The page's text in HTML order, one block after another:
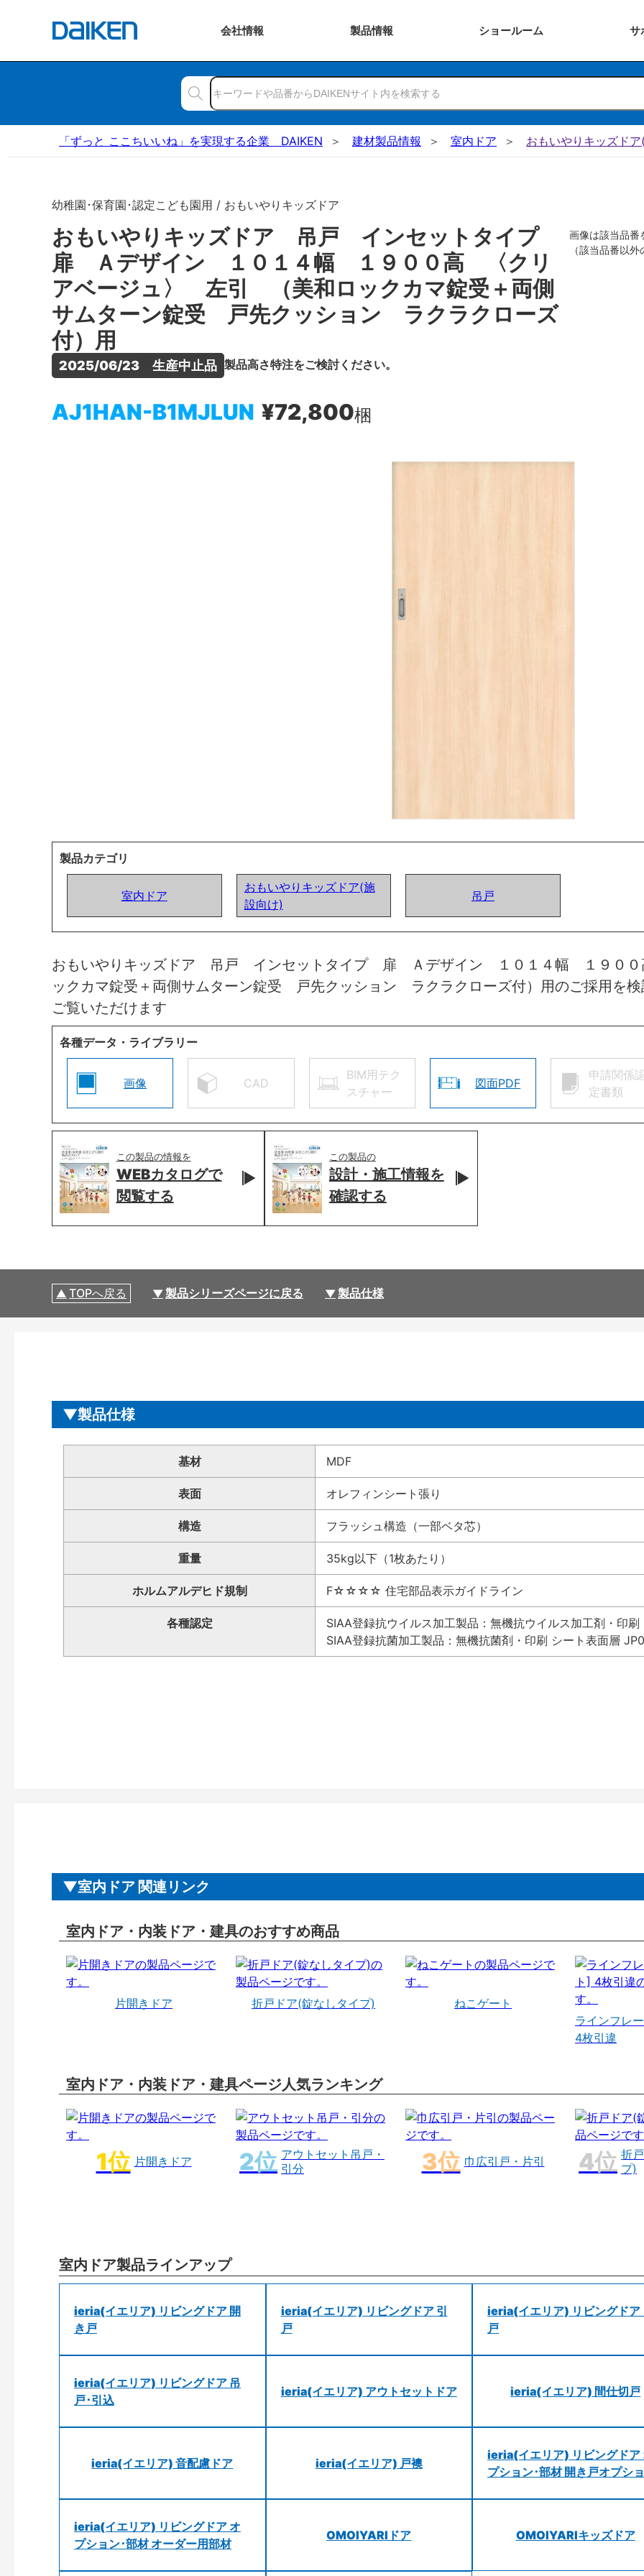
会社情報 製品情報 ショールーム サ
「ずっと ここちいいね」を実現する企業 DAIKEN 建材製品情報 室内ドア おもいやりキッズド
幼稚園･保育園･認定こども園用 / おもいやりキッズドア
おもいやりキッズドア 吊戸 インセットタイプ
扉 Ａデザイン １０１４幅 １９００高 〈クリ
アベージュ〉 左引 （美和ロックカマ錠受＋両側
サムターン錠受 戸先クッション ラクラクローズ
付）用
2025/06/23　生産中止品 製品高さ特注をご検討ください。
AJ1HAN-B1MJLUN ¥72,800梱
画像は該当品番
（該当品番以
製品カテゴリ
室内ドア
おもいやりキッズドア(施
設向け)
吊戸
おもいやりキッズドア 吊戸 インセットタイプ 扉 Ａデザイン １０１４幅 １９０
ックカマ錠受＋両側サムターン錠受 戸先クッション ラクラクローズ付）用のご採用を
ご覧いただけます
各種データ・ライブラリー
画像 CAD
BIM用テク
スチャー
図面PDF
申請関係
定書類
この製品の情報を
WEBカタログで
閲覧する
この製品の
設計・施工情報を
確認する
TOPへ戻る 製品シリーズページに戻る 製品仕様
製品仕様
基材 MDF
表面 オレフィンシート張り
構造 フラッシュ構造（一部ベタ芯）
重量 35kg以下（1枚あたり）
ホルムアルデヒド規制 F☆☆☆☆ 住宅部品表示ガイドライン
各種認定
SIAA登録抗ウイルス加工製品：無機抗ウイルス加工剤・印
SIAA登録抗菌加工製品：無機抗菌剤・印刷 シート表面層
室内ドア 関連リンク
室内ドア・内装ドア・建具のおすすめ商品
片開きドア 折戸ドア(錠なしタイプ)
ねこゲート
ラインフレ
4枚引違
室内ドア・内装ドア・建具ページ人気ランキング
片開きドア
アウトセット吊戸・
引分
巾広引戸・片引
折
プ)
室内ドア製品ラインアップ
ieria(イエリア) リビングドア 開
き戸
ieria(イエリア) リビングドア 引
戸
ieria(イエリア) リビングドア
戸
ieria(イエリア) リビングドア 吊
戸･引込
ieria(イエリア) アウトセットドア ieria(イエリア) 間仕切戸
ieria(イエリア) 音配慮ドア ieria(イエリア) 戸襖
ieria(イエリア) リビングドア
プション･部材 開き戸オプシ
ieria(イエリア) リビングドア オ
プション･部材 オーダー用部材
OMOIYARIドア OMOIYARIキッズドア